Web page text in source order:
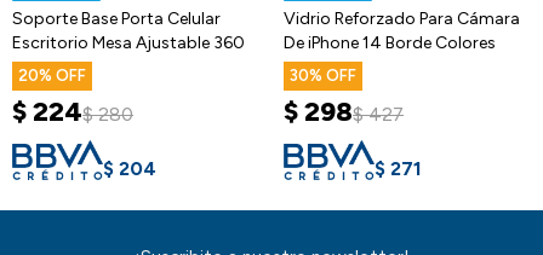
Soporte Base Porta Celular
Escritorio Mesa Ajustable 360
20
$224$ 280
$ 204
Vidrio Reforzado Para Cámara
De iPhone 14 Borde Colores
30
$298$ 427
$ 271